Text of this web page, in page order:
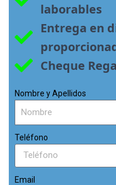
laborables
Entrega en
Cheque
Nombre y Apellidos
Teléfono
Email